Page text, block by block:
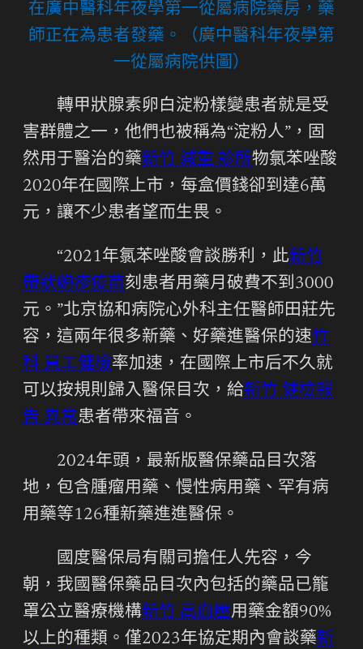
在廣中醫科年夜學第一從屬病院藥房，藥
師正在為患者發藥。（廣中醫科年夜學第
一從屬病院供圖）
轉甲狀腺素卵白淀粉樣變患者就是受
害群體之一，他們也被稱為“淀粉人”，固
然用于醫治的藥新竹 減重 診所物氯苯唑酸
2020年在國際上市，每盒價錢卻到達6萬
元，讓不少患者望而生畏。
“2021年氯苯唑酸會談勝利，此新竹
帶狀皰疹疫苗刻患者用藥月破費不到3000
元。”北京協和病院心外科主任醫師田莊先
容，這兩年很多新藥、好藥進醫保的速竹
科 員工健檢率加速，在國際上市后不久就
可以按規則歸入醫保目次，給新竹 健檢報
告 異常患者帶來福音。
2024年頭，最新版醫保藥品目次落
地，包含腫瘤用藥、慢性病用藥、罕有病
用藥等126種新藥進進醫保。
國度醫保局有關司擔任人先容，今
朝，我國醫保藥品目次內包括的藥品已籠
罩公立醫療機構新竹 高血壓用藥金額90%
以上的種類。僅2023年協定期內會談藥新